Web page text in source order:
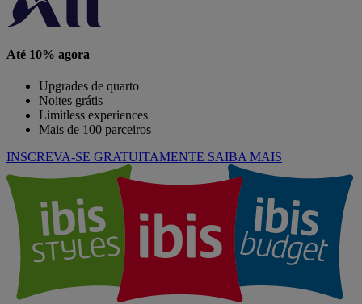
Até 10% agora
Upgrades de quarto
Noites grátis
Limitless experiences
Mais de 100 parceiros
INSCREVA-SE GRATUITAMENTE SAIBA MAIS